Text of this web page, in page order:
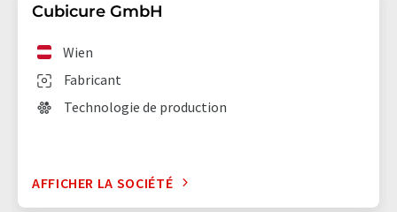
Cubicure GmbH
Fabricant
Wien
Technologie de production
AFFICHER LA SOCIÉTÉ